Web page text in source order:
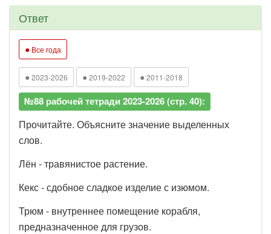
Ответ
● Все года
● 2023-2026 ● 2019-2022 ● 2011-2018
№88 рабочей тетради 2023-2026 (стр. 40):
Прочитайте. Объясните значение выделенных
слов.
Лён - травянистое растение.
Кекс - сдобное сладкое изделие с изюмом.
Трюм - внутреннее помещение корабля,
предназначенное для грузов.